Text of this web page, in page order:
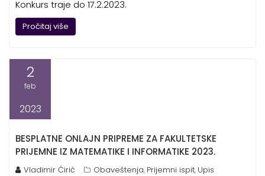
Konkurs traje do 17.2.2023.
Pročitaj više
2
feb
2023
BESPLATNE ONLAJN PRIPREME ZA FAKULTETSKE
PRIJEMNE IZ MATEMATIKE I INFORMATIKE 2023.
Vladimir Ćirić Obaveštenja, Prijemni ispit, Upis